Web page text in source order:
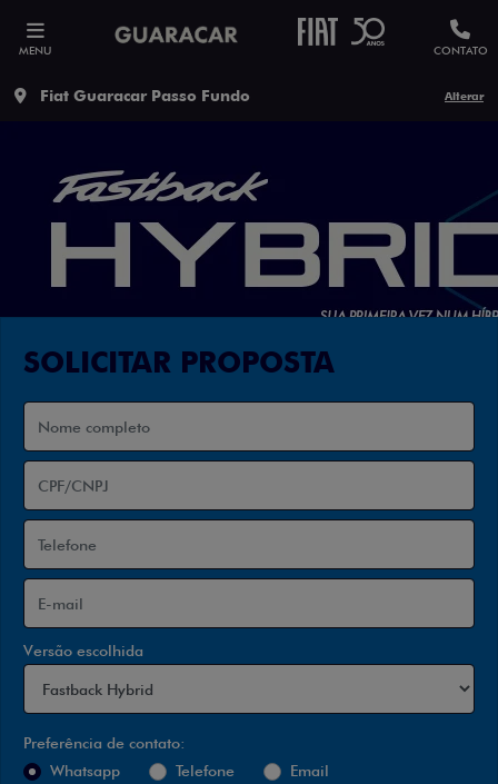
MENU CONTATO
Fiat Guaracar Passo Fundo Alterar
SOLICITAR PROPOSTA
Versão escolhida
Preferência de contato:
Whatsapp
Telefone Email